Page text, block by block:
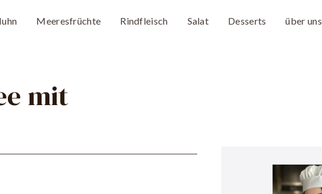
Meeresfrüchte Rindfleisch Salat Desserts über uns
mit